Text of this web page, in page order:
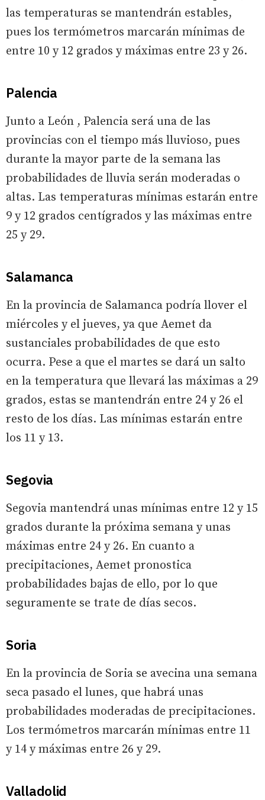
las temperaturas se mantendrán estables,
pues los termómetros marcarán mínimas de
entre 10 y 12 grados y máximas entre 23 y 26.
Palencia
Junto a León , Palencia será una de las
provincias con el tiempo más lluvioso, pues
durante la mayor parte de la semana las
probabilidades de lluvia serán moderadas o
altas. Las temperaturas mínimas estarán entre
9 y 12 grados centígrados y las máximas entre
25 y 29.
Salamanca
En la provincia de Salamanca podría llover el
miércoles y el jueves, ya que Aemet da
sustanciales probabilidades de que esto
ocurra. Pese a que el martes se dará un salto
en la temperatura que llevará las máximas a 29
grados, estas se mantendrán entre 24 y 26 el
resto de los días. Las mínimas estarán entre
los 11 y 13.
Segovia
Segovia mantendrá unas mínimas entre 12 y 15
grados durante la próxima semana y unas
máximas entre 24 y 26. En cuanto a
precipitaciones, Aemet pronostica
probabilidades bajas de ello, por lo que
seguramente se trate de días secos.
Soria
En la provincia de Soria se avecina una semana
seca pasado el lunes, que habrá unas
probabilidades moderadas de precipitaciones.
Los termómetros marcarán mínimas entre 11
y 14 y máximas entre 26 y 29.
Valladolid